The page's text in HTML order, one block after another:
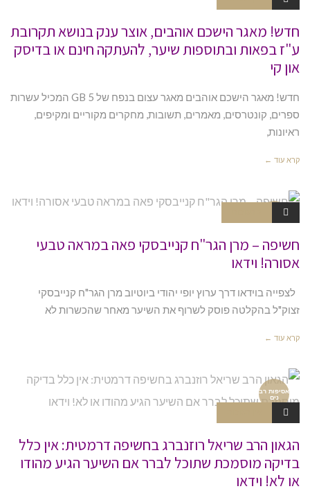
חדש! מאגר הישכם אוהבים, אוצר ענק בנושא תקרובת
ע"ז בפאות ובתוספות שיער, להעתקה חינם או בדיסק
און קי
חדש! מאגר הישכם אוהבים מאגר עצום בנפח של 5 GB המכיל עשרות
ספרים, קונטרסים, מאמרים, תשובות, מחקרים מקוריים ומקיפים,
ראיונות,
קרא עוד ←
בות
חשיפה – מרן הגר"ח קנייבסקי פאה במראה טבעי
אסורה! וידאו
לצפייה בוידאו דרך ערוץ יופי יהודי ביוטיוב מרן הגר"ח קנייבסקי
זצוק"ל בהקלטה פוסק לשרוף את השיער מאחר שהכשרות לא
קרא עוד ←
אסיפות רב
נים
הגאון הרב שריאל רוזנברג בחשיפה דרמטית: אין כלל
בדיקה מוסמכת שתוכל לברר אם השיער הגיע מהודו
או לא! וידאו